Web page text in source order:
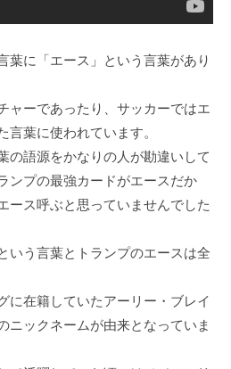
葉に「エース」という言葉があり
ャーであったり、サッカーではエ
言葉に使われています。
の語源をかなりの人が勘違いして
ンプの最強カードがエースだか
ース呼ぶと思っていませんでした
いう言葉とトランプのエースは全
に在籍していたアーリー・ブレイ
ニックネームが由来となっていま